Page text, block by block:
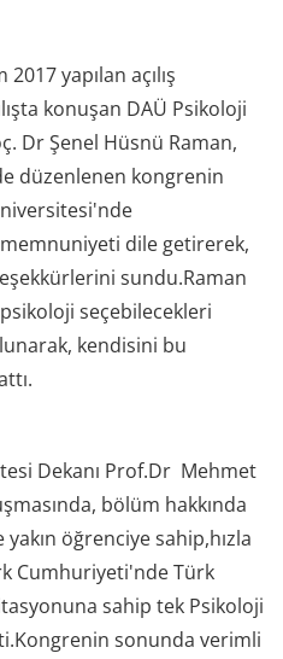
yapılan açılış
konuşan DAÜ Psikoloji
Dr Şenel Hüsnü Raman,
düzenlenen kongrenin
memnuniyeti dile getirerek,
sundu.Raman
seçebilecekleri
kendisini bu
Dekanı Prof.Dr Mehmet
bölüm hakkında
öğrenciye sahip,hızla
Cumhuriyeti'nde Türk
sahip tek Psikoloji
sonunda verimli